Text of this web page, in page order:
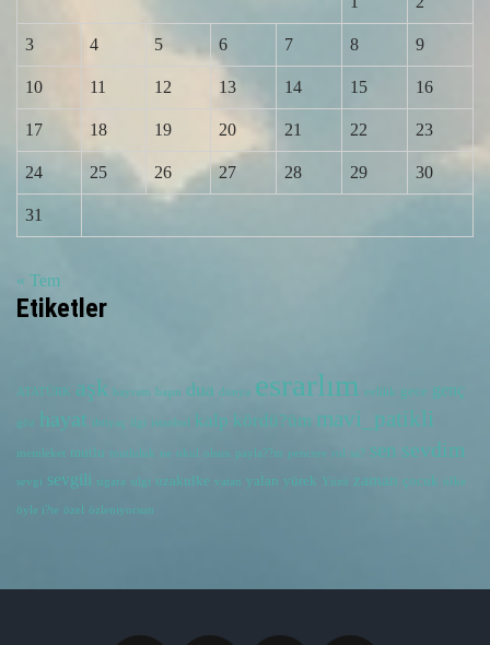
3 4 5 6 7 8 9
10 11 12 13 14 15 16
17 18 19 20 21 22 23
24 25 26 27 28 29 30
31
« Tem
Etiketler
ATATÜRK aşk bayram başın dua dünya esrarlım evlilik gece genç
göz hayat ihtiyaç ilgi istanbul kalp kördü?üm mavi_patikli
memleket mutlu mutluluk ne okul olsun payla??m pencere rol sa? sen sevdim
sevgi sevgili sigara silgi uzakulke vatan yalan yürek Yüzü zaman çocuk öfke
öyle i?te özel özleniyorsun